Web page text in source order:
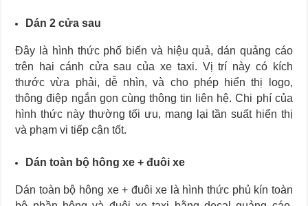
Dán 2 cửa sau
Đây là hình thức phổ biến và hiệu quả, dán quảng cáo
trên hai cánh cửa sau của xe taxi. Vị trí này có kích
thước vừa phải, dễ nhìn, và cho phép hiển thị logo,
thông điệp ngắn gọn cùng thông tin liên hệ. Chi phí của
hình thức này thường tối ưu, mang lại tần suất hiển thị
và phạm vi tiếp cận tốt.
Dán toàn bộ hông xe + đuôi xe
Dán toàn bộ hông xe + đuôi xe là hình thức phủ kín toàn